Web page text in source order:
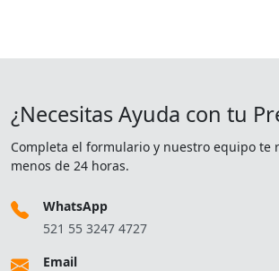
¿Necesitas Ayuda con tu
Completa el formulario y nuestro equipo te
menos de 24 horas.
WhatsApp
521 55 3247 4727
Email